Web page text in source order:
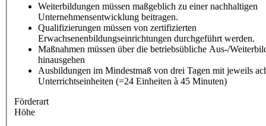
Weiterbildungen müssen maßgeblich zu einer nachhaltigen
Unternehmensentwicklung beitragen.
Qualifizierungen müssen von zertifizierten
Erwachsenenbildungseinrichtungen durchgeführt werden.
Maßnahmen müssen über die betriebsübliche Aus-/
hinausgehen
Ausbildungen im Mindestmaß von drei Tagen mit jeweils
Unterrichtseinheiten (=24 Einheiten à 45 Minuten)
Förderart
Höhe